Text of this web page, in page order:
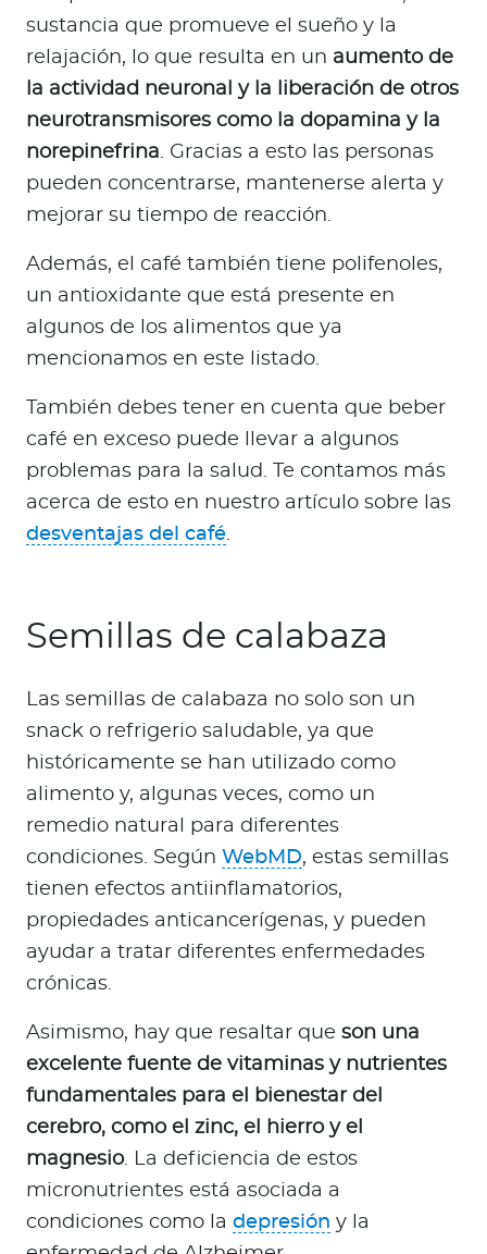
sustancia que promueve el sueño y la
relajación, lo que resulta en un aumento de
la actividad neuronal y la liberación de otros
neurotransmisores como la dopamina y la
norepinefrina. Gracias a esto las personas
pueden concentrarse, mantenerse alerta y
mejorar su tiempo de reacción.
Además, el café también tiene polifenoles,
un antioxidante que está presente en
algunos de los alimentos que ya
mencionamos en este listado.
También debes tener en cuenta que beber
café en exceso puede llevar a algunos
problemas para la salud. Te contamos más
acerca de esto en nuestro artículo sobre las
desventajas del café.
Semillas de calabaza
Las semillas de calabaza no solo son un
snack o refrigerio saludable, ya que
históricamente se han utilizado como
alimento y, algunas veces, como un
remedio natural para diferentes
condiciones. Según WebMD, estas semillas
tienen efectos antiinflamatorios,
propiedades anticancerígenas, y pueden
ayudar a tratar diferentes enfermedades
crónicas.
Asimismo, hay que resaltar que son una
excelente fuente de vitaminas y nutrientes
fundamentales para el bienestar del
cerebro, como el zinc, el hierro y el
magnesio. La deficiencia de estos
micronutrientes está asociada a
condiciones como la depresión y la